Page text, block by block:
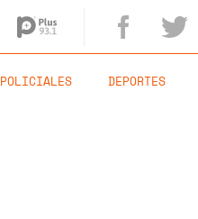
POLICIALES DEPORTES